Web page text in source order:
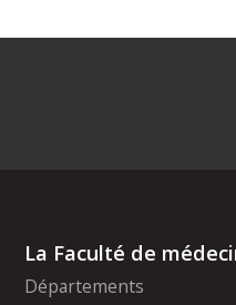
La Faculté de
Départements